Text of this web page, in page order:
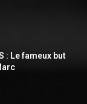
: Le fameux but